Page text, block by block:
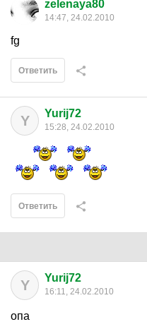
zelenaya80
14:47, 24.02.2010
fg
Ответить
Y Yurij72
15:28, 24.02.2010
Ответить
Y Yurij72
16:11, 24.02.2010
опа